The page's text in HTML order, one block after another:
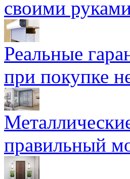
своими
Реальные
при покупке
правильный